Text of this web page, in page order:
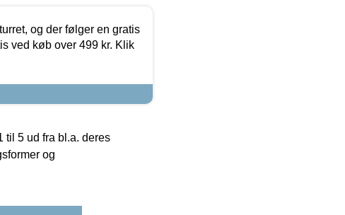
og der følger en gratis
ved køb over 499 kr. Klik
til 5 ud fra bl.a. deres
og